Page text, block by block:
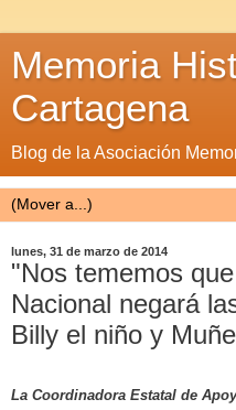
Memoria
Cartagena
Blog de la Asociación
lunes, 31 de marzo de 2014
"Nos tememos
Nacional negará
Billy el niño y
La Coordinadora Estatal de